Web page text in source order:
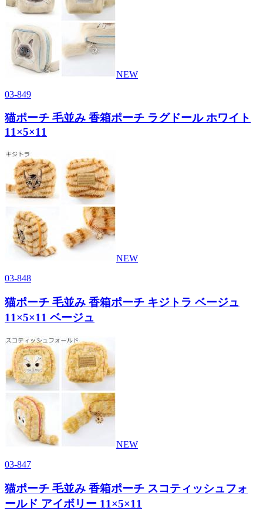
NEW
03-849
猫ポーチ 毛並み 香箱ポーチ ラグドール ホワイト
11×5×11
NEW
03-848
猫ポーチ 毛並み 香箱ポーチ キジトラ ベージュ
11×5×11 ベージュ
NEW
03-847
猫ポーチ 毛並み 香箱ポーチ スコティッシュフォ
ールド アイボリー 11×5×11